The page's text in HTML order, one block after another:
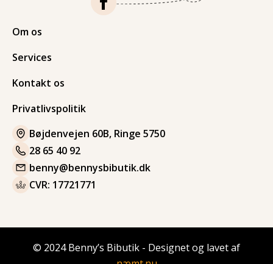
Om os
Services
Kontakt os
Privatlivspolitik
Bøjdenvejen 60B, Ringe 5750
28 65 40 92
benny@bennysbibutik.dk
CVR: 17721771
© 2024 Benny’s Bibutik - Designet og lavet af